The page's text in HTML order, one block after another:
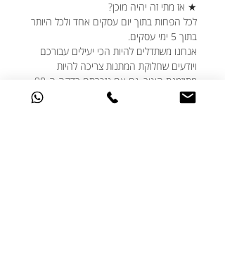
★ אז מתי זה יהיה מוכן?
לכל הפחות בתוך יום עסקים אחד ולכל היותר
בתוך 5 ימי עסקים.
אנחנו משתדלים להיות הכי יעילים עבורכם
ויודעים שחלוקת המתנות צריכה להיות
דברו איתנו ונעשה את המקסימום עבורכם.